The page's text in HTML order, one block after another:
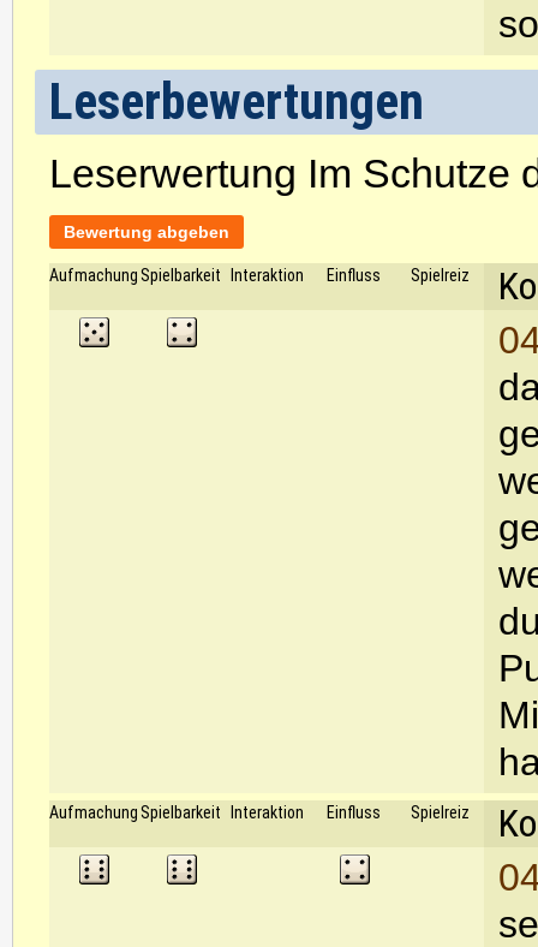
Leserbewertungen
Leserwertung Im Schutze
Bewertung abgeben
Aufmachung Spielbarkeit Interaktion Einfluss Spielreiz
Aufmachung Spielbarkeit Interaktion Einfluss Spielreiz